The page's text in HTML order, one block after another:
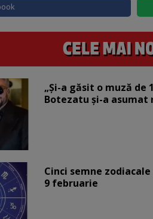
„Și-a găsit o muză de
Botezatu și-a asumat
Cinci semne
9 februarie